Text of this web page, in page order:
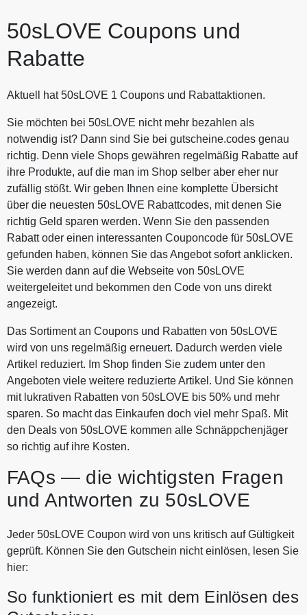
50sLOVE Coupons und
Rabatte
Aktuell hat 50sLOVE 1 Coupons und Rabattaktionen.
Sie möchten bei 50sLOVE nicht mehr bezahlen als
notwendig ist? Dann sind Sie bei gutscheine.codes genau
richtig. Denn viele Shops gewähren regelmäßig Rabatte auf
ihre Produkte, auf die man im Shop selber aber eher nur
zufällig stößt. Wir geben Ihnen eine komplette Übersicht
über die neuesten 50sLOVE Rabattcodes, mit denen Sie
richtig Geld sparen werden. Wenn Sie den passenden
Rabatt oder einen interessanten Couponcode für 50sLOVE
gefunden haben, können Sie das Angebot sofort anklicken.
Sie werden dann auf die Webseite von 50sLOVE
weitergeleitet und bekommen den Code von uns direkt
angezeigt.
Das Sortiment an Coupons und Rabatten von 50sLOVE
wird von uns regelmäßig erneuert. Dadurch werden viele
Artikel reduziert. Im Shop finden Sie zudem unter den
Angeboten viele weitere reduzierte Artikel. Und Sie können
mit lukrativen Rabatten von 50sLOVE bis 50% und mehr
sparen. So macht das Einkaufen doch viel mehr Spaß. Mit
den Deals von 50sLOVE kommen alle Schnäppchenjäger
so richtig auf ihre Kosten.
FAQs — die wichtigsten Fragen
und Antworten zu 50sLOVE
Jeder 50sLOVE Coupon wird von uns kritisch auf Gültigkeit
geprüft. Können Sie den Gutschein nicht einlösen, lesen Sie
hier:
So funktioniert es mit dem Einlösen des